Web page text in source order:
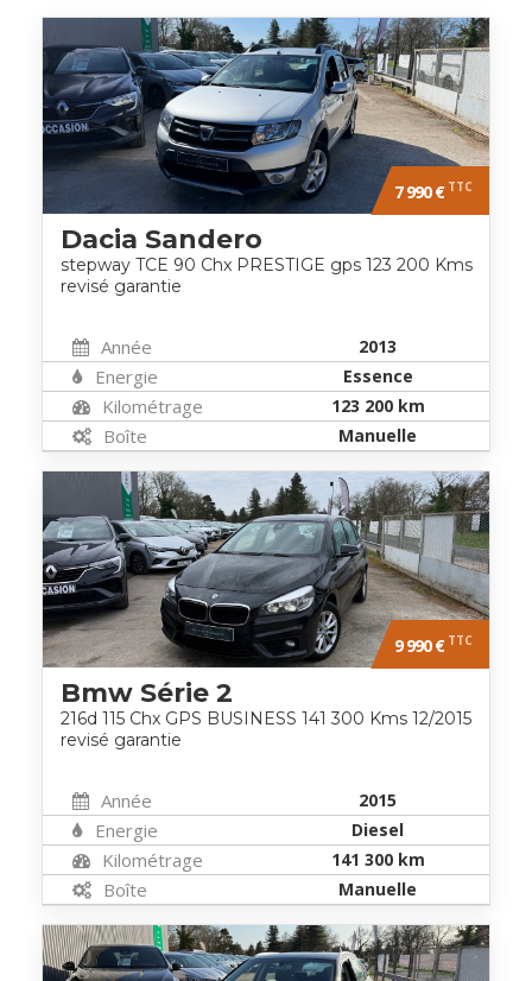
7 990 € TTC
Dacia Sandero
stepway TCE 90 Chx PRESTIGE gps 123 200 Kms
revisé garantie
Année 2013
Energie Essence
Kilométrage 123 200 km
Boîte Manuelle
9 990 € TTC
Bmw Série 2
216d 115 Chx GPS BUSINESS 141 300 Kms 12/2015
revisé garantie
Année 2015
Energie Diesel
Kilométrage 141 300 km
Boîte Manuelle